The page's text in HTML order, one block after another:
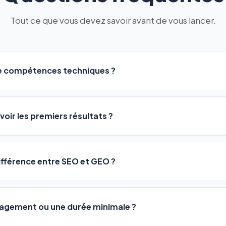
Tout ce que vous devez savoir avant de vous lancer.
compétences techniques ?
a été conçu pour être accessible àtous les profils:
ou agences. Pas de code, pas de configuration complexe —
votre activité, et le logiciel gère tout en automatique
les premiers résultats ?
observent une amélioration de leur positionnement en4
entre SEO et GEO ?
vous positionne sur les moteurs classiques :
Optimization) va plus loin : il fait en sorte que les IA
citent comme référence dans leurs réponses. Notre
ou une durée minimale ?